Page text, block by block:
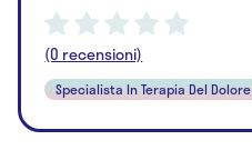
(0 recensioni)
Specialista In Terapia Del Dolore